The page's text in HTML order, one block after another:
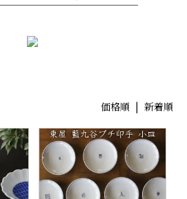
価格順 | 新着順